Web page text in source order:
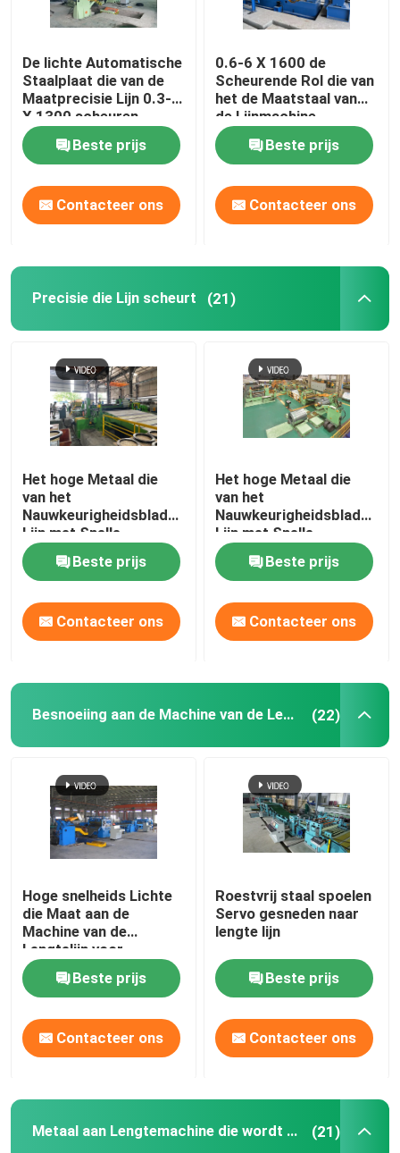
Producten
Fabrieksreis
Nieuws
Gevallen
Metaal dat Lijn scheurt
Het scheuren van Lijnmachine
Precisie die Lijn scheurt
Besnoeiing aan de Machine van de Lengtelijn
Metaal aan Lengtemachine die wordt gesneden
Vliegen Gesneden aan Lengtelijn
koudwalserij
Het omkeren Koude Molen
ERW-Pijp die Machine maakt
De lichte Automatische
Staalplaat die van de
Maatprecisie Lijn 0.3-3
X 1300 scheuren
Beste prijs
Contacteer ons
0.6-6 X 1600 de
Scheurende Rol die van
het de Maatstaal van
de Lijnmachine
Middelgrote Lijn
scheurenBeste prijs
Contacteer ons
Precisie die Lijn scheurt (21)
Het hoge Metaal die
van het
Nauwkeurigheidsblad
Lijn met Snelle
Veranderings
Tweelingsnijmachines
scheuren
Beste prijs
Contacteer ons
Het hoge Metaal die
van het
Nauwkeurigheidsblad
Lijn met Snelle
Veranderings
Tweelingsnijmachines
scheuren
Beste prijs
Contacteer ons
Besnoeiing aan de Machine van de Lengtelijn (22)
Hoge snelheids Lichte
die Maat aan de
Machine van de
Lengtelijn voor
Staalplaat 25pcs X 2m
wordt gesneden
Beste prijs
Contacteer ons
Roestvrij staal spoelen
Servo gesneden naar
lengte lijn
Beste prijs
Contacteer ons
Metaal aan Lengtemachine die wordt gesneden (21)